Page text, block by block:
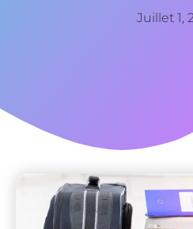
Juillet 1,